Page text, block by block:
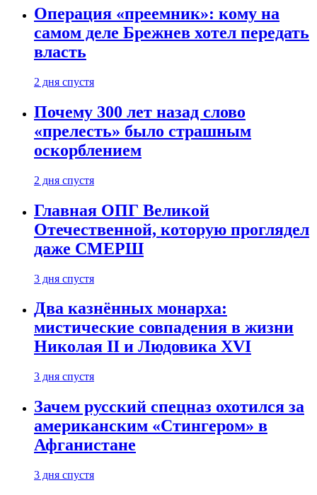
Операция «преемник»: кому на
самом деле Брежнев хотел передать
власть
2 дня спустя
Почему 300 лет назад слово
«прелесть» было страшным
оскорблением
2 дня спустя
Главная ОПГ Великой
Отечественной, которую проглядел
даже СМЕРШ
3 дня спустя
Два казнённых монарха:
мистические совпадения в жизни
Николая II и Людовика XVI
3 дня спустя
Зачем русский спецназ охотился за
американским «Стингером» в
Афганистане
3 дня спустя